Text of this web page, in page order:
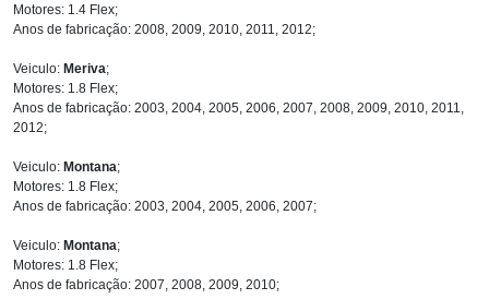
Motores: 1.4 Flex;
Anos de fabricação: 2008, 2009, 2010, 2011, 2012;
Veiculo: Meriva;
Motores: 1.8 Flex;
Anos de fabricação: 2003, 2004, 2005, 2006, 2007, 2008, 2009, 2010, 2011,
2012;
Veiculo: Montana;
Motores: 1.8 Flex;
Anos de fabricação: 2003, 2004, 2005, 2006, 2007;
Veiculo: Montana;
Motores: 1.8 Flex;
Anos de fabricação: 2007, 2008, 2009, 2010;